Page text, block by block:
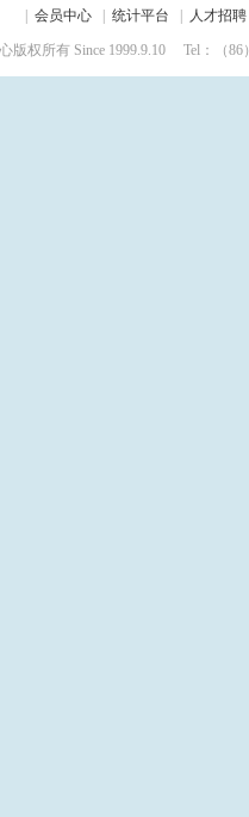
会员中心| 统计平台 人才招聘
版权所有 Since 1999.9.10 Tel：（